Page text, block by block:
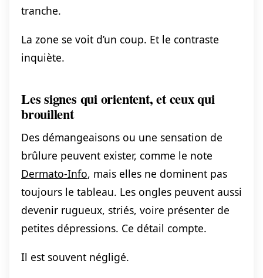
tranche.
La zone se voit d’un coup. Et le contraste
inquiète.
Les signes qui orientent, et ceux qui
brouillent
Des démangeaisons ou une sensation de
brûlure peuvent exister, comme le note
Dermato-Info, mais elles ne dominent pas
toujours le tableau. Les ongles peuvent aussi
devenir rugueux, striés, voire présenter de
petites dépressions. Ce détail compte.
Il est souvent négligé.